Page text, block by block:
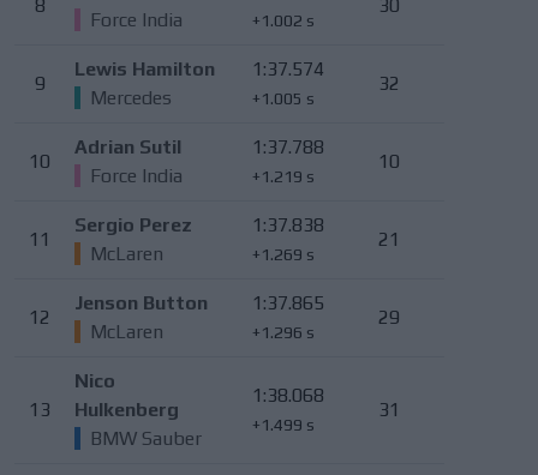
8
Force India
+1.002 s
30
9
Lewis Hamilton
Mercedes
1:37.574
+1.005 s
32
10
Adrian Sutil
Force India
1:37.788
+1.219 s
10
11
Sergio Perez
McLaren
1:37.838
+1.269 s
21
12
Jenson Button
McLaren
1:37.865
+1.296 s
29
13
Nico
Hulkenberg
BMW Sauber
1:38.068
+1.499 s
31